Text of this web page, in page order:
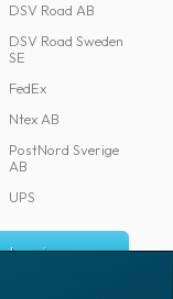
DSV Road AB
DSV Road Sweden
SE
FedEx
Ntex AB
PostNord Sverige
AB
UPS
Log in